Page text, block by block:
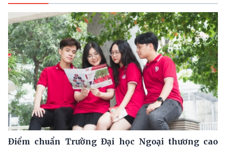
Điểm chuẩn Trường Đại học Ngoại thương cao